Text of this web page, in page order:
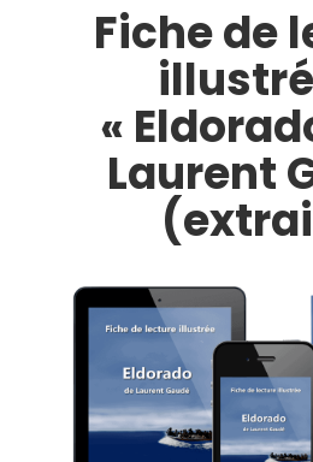
Fiche de
«
Laurent